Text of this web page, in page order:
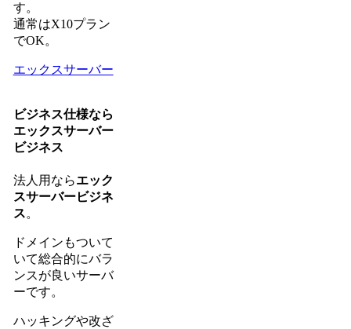
す。
通常はX10プラン
でOK。
エックスサーバー
ビジネス仕様なら
エックスサーバー
ビジネス
法人用ならエック
スサーバービジネ
ス。
ドメインもついて
いて総合的にバラ
ンスが良いサーバ
ーです。
ハッキングや改ざ